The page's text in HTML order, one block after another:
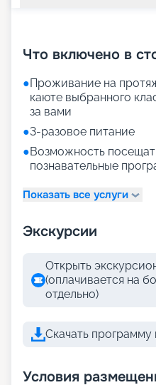
Что включено в
●Проживание на
каюте выбранного
за вами
●3-разовое питание
●Возможность
познавательные
Показать все услуги
Экскурсии
Открыть
(оплачивается на
отдельно)
Скачать программу
Условия